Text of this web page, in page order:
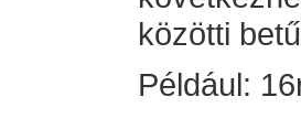
közötti
Például: